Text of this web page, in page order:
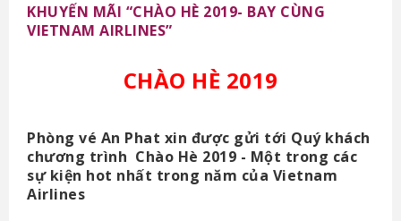
KHUYẾN MÃI “CHÀO HÈ 2019- BAY CÙNG
VIETNAM AIRLINES”
CHÀO HÈ 2019
Phòng vé An Phat xin được gửi tới Quý khách
chương trình Chào Hè 2019 - Một trong các
sự kiện hot nhất trong năm của Vietnam
Airlines